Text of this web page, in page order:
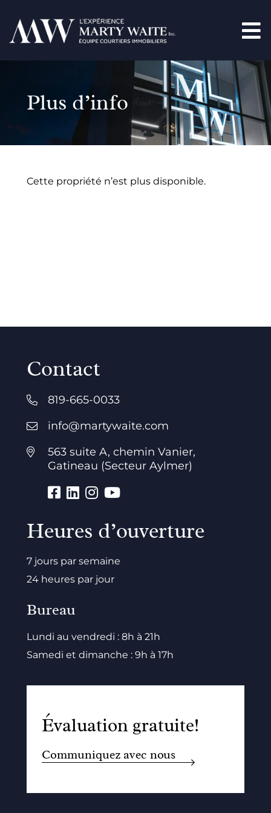
Plus d’info
Cette propriété n’est plus disponible.
Contact
819-665-0033
info@martywaite.com
563 suite A, chemin Vanier,
Gatineau (Secteur Aylmer)
Heures d’ouverture
7 jours par semaine
24 heures par jour
Bureau
Lundi au vendredi : 8h à 21h
Samedi et dimanche : 9h à 17h
Évaluation gratuite!
Communiquez avec nous